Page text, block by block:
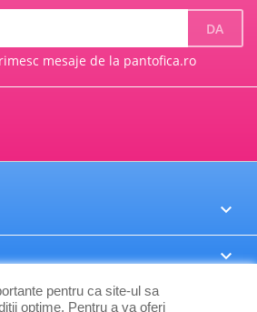
mesaje de la pantofica.ro


pentru ca site-ul sa
optime. Pentru a va oferi